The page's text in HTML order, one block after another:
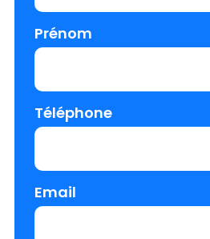
Prénom
Téléphone
Email